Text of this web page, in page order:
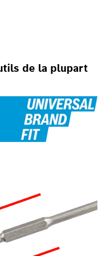
de la plupart